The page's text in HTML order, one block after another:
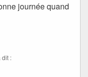
journée quand
dit :